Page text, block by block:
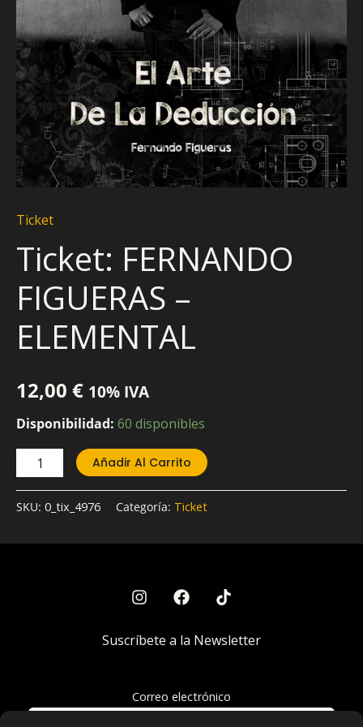
Ticket
Ticket: FERNANDO
FIGUERAS –
ELEMENTAL
12,00 € 10% IVA
Disponibilidad: 60 disponibles
Añadir Al Carrito
SKU: 0_tix_4976 Categoría: Ticket
Suscríbete a la Newsletter
Correo electrónico